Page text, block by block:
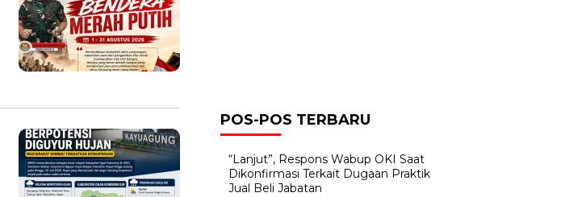
POS-POS TERBARU
“Lanjut”, Respons Wabup OKI Saat
Dikonfirmasi Terkait Dugaan Praktik
Jual Beli Jabatan